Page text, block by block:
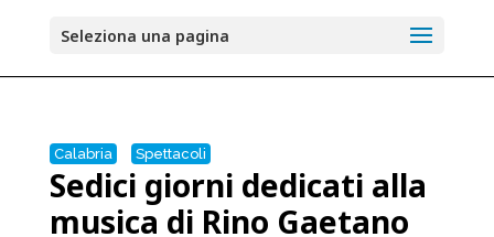
Seleziona una pagina
Calabria Spettacoli
Sedici giorni dedicati alla
musica di Rino Gaetano